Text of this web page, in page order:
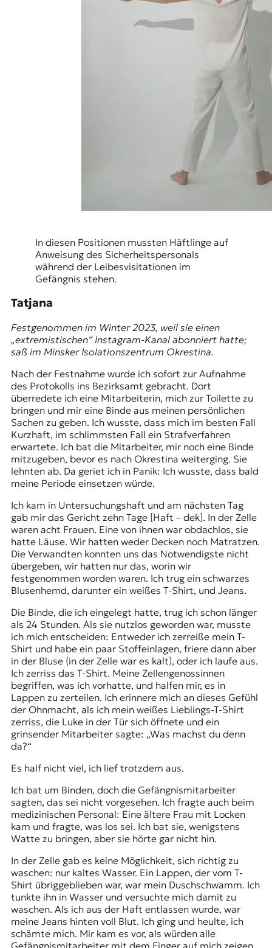
In diesen Positionen mussten Häftlinge auf
Anweisung des Sicherheitspersonals
während der Leibesvisitationen im
Gefängnis stehen.
Tatjana
Festgenommen im Winter 2023, weil sie einen
„extremistischen“ Instagram-Kanal abonniert hatte;
saß im Minsker Isolationszentrum Okrestina.
Nach der Festnahme wurde ich sofort zur Aufnahme
des Protokolls ins Bezirksamt gebracht. Dort
überredete ich eine Mitarbeiterin, mich zur Toilette zu
bringen und mir eine Binde aus meinen persönlichen
Sachen zu geben. Ich wusste, dass mich im besten Fall
Kurzhaft, im schlimmsten Fall ein Strafverfahren
erwartete. Ich bat die Mitarbeiter, mir noch eine Binde
mitzugeben, bevor es nach Okrestina weiterging. Sie
lehnten ab. Da geriet ich in Panik: Ich wusste, dass bald
meine Periode einsetzen würde.
Ich kam in Untersuchungshaft und am nächsten Tag
gab mir das Gericht zehn Tage [Haft – dek]. In der Zelle
waren acht Frauen. Eine von ihnen war obdachlos, sie
hatte Läuse. Wir hatten weder Decken noch Matratzen.
Die Verwandten konnten uns das Notwendigste nicht
übergeben, wir hatten nur das, worin wir
festgenommen worden waren. Ich trug ein schwarzes
Blusenhemd, darunter ein weißes T-Shirt, und Jeans.
Die Binde, die ich eingelegt hatte, trug ich schon länger
als 24 Stunden. Als sie nutzlos geworden war, musste
ich mich entscheiden: Entweder ich zerreiße mein T-
Shirt und habe ein paar Stoffeinlagen, friere dann aber
in der Bluse (in der Zelle war es kalt), oder ich laufe aus.
Ich zerriss das T-Shirt. Meine Zellengenossinnen
begriffen, was ich vorhatte, und halfen mir, es in
Lappen zu zerteilen. Ich erinnere mich an dieses Gefühl
der Ohnmacht, als ich mein weißes Lieblings-T-Shirt
zerriss, die Luke in der Tür sich öffnete und ein
grinsender Mitarbeiter sagte: „Was machst du denn
da?“
Es half nicht viel, ich lief trotzdem aus.
Ich bat um Binden, doch die Gefängnismitarbeiter
sagten, das sei nicht vorgesehen. Ich fragte auch beim
medizinischen Personal: Eine ältere Frau mit Locken
kam und fragte, was los sei. Ich bat sie, wenigstens
Watte zu bringen, aber sie hörte gar nicht hin.
In der Zelle gab es keine Möglichkeit, sich richtig zu
waschen: nur kaltes Wasser. Ein Lappen, der vom T-
Shirt übriggeblieben war, war mein Duschschwamm. Ich
tunkte ihn in Wasser und versuchte mich damit zu
waschen. Als ich aus der Haft entlassen wurde, war
meine Jeans hinten voll Blut. Ich ging und heulte, ich
schämte mich. Mir kam es vor, als würden alle
Gefängnismitarbeiter mit dem Finger auf mich zeigen